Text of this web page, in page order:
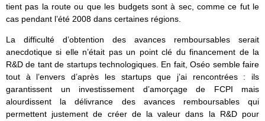
tient pas la route ou que les budgets sont à sec, comme ce fut le
cas pendant l’été 2008 dans certaines régions.
La difficulté d’obtention des avances remboursables serait
anecdotique si elle n’était pas un point clé du financement de la
R&D de tant de startups technologiques. En fait, Oséo semble faire
tout à l’envers d’après les startups que j’ai rencontrées : ils
garantissent un investissement d’amorçage de FCPI mais
alourdissent la délivrance des avances remboursables qui
permettent justement de créer de la valeur dans la R&D pour